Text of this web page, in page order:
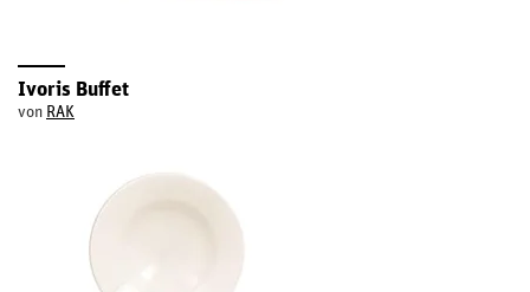
Ivoris Buffet
von RAK